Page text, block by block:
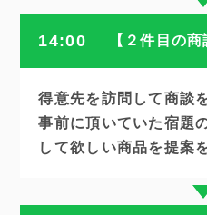
14:00 【２件目の商
得意先を訪問して商談
事前に頂いていた宿題
して欲しい商品を提案